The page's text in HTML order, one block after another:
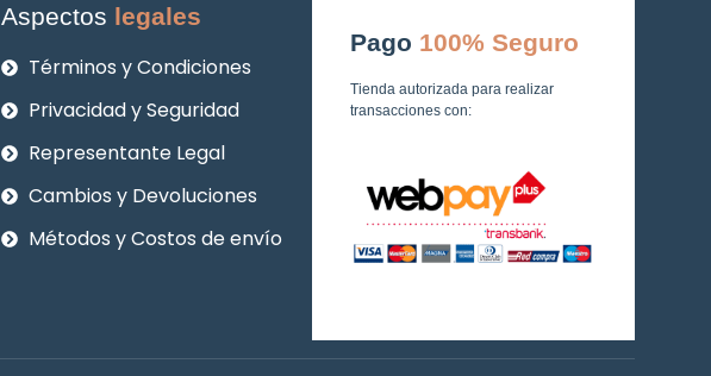
Aspectos legales
Términos y Condiciones
Privacidad y Seguridad
Representante Legal
Cambios y Devoluciones
Métodos y Costos de envío
Pago 100% Seguro
Tienda autorizada para realizar
transacciones con: